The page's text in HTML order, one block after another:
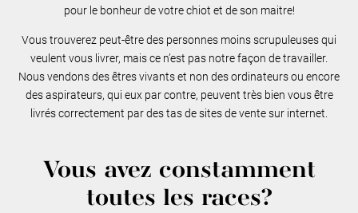
pour le bonheur de votre chiot et de son maitre!
Vous trouverez peut-être des personnes moins scrupuleuses qui
veulent vous livrer, mais ce n’est pas notre façon de travailler.
Nous vendons des êtres vivants et non des ordinateurs ou encore
des aspirateurs, qui eux par contre, peuvent très bien vous être
livrés correctement par des tas de sites de vente sur internet.
Vous avez constamment
toutes les races?